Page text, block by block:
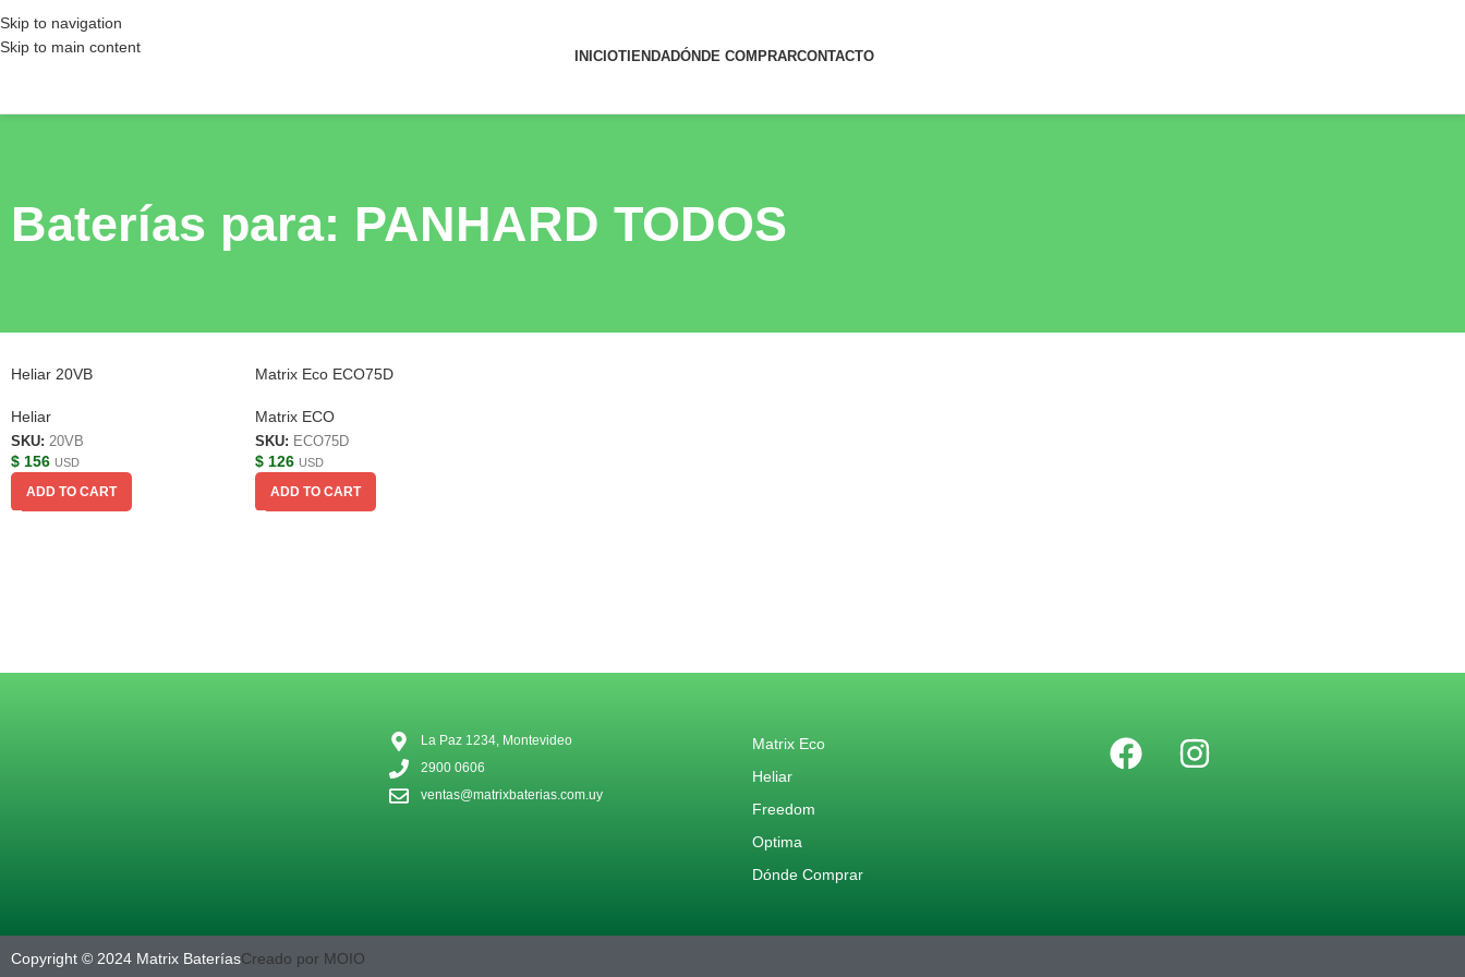
Skip to navigation
Skip to main content
INICIOTIENDADÓNDE COMPRARCONTACTO
Baterías para: PANHARD TODOS
Heliar 20VB
Heliar
SKU: 20VB
$ 156 USD
ADD TO CART
Matrix Eco ECO75D
Matrix ECO
SKU: ECO75D
$ 126 USD
ADD TO CART
La Paz 1234, Montevideo
2900 0606
ventas@matrixbaterias.com.uy
Matrix Eco
Heliar
Freedom
Optima
Dónde Comprar
Copyright © 2024 Matrix BateríasCreado por MOIO